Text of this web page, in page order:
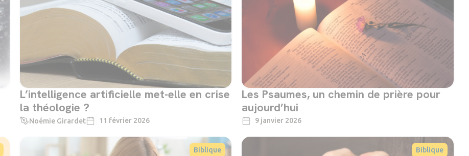
L’intelligence artificielle met-elle en crise
la théologie ?
Noémie Girardet 11 février 2026
Les Psaumes, un chemin de prière pour
aujourd’hui
9 janvier 2026
Biblique Biblique